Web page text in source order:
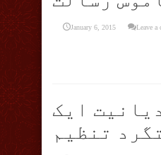
January 6, 2015 Leave a
ایک
تنظیم